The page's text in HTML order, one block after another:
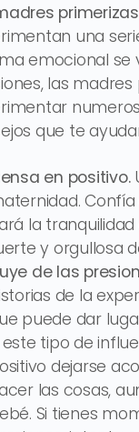
primerizas
una
emocional se
las
que te
en positivo.
la
y orgullosa
de las
de la
puede dar
tipo de
dejarse
las cosas,
Si tienes